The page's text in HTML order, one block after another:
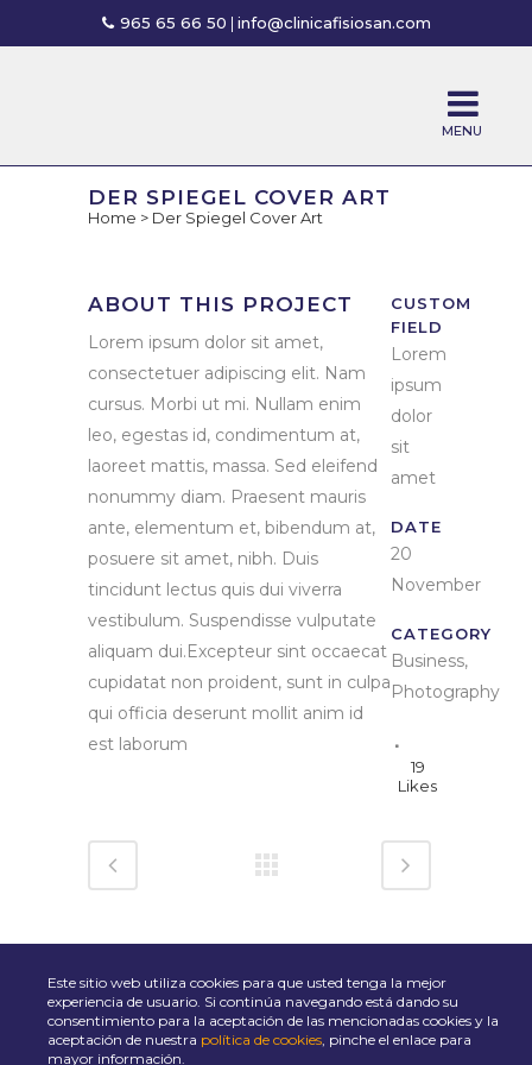
965 65 66 50 | info@clinicafisiosan.com
DER SPIEGEL COVER ART
Home > Der Spiegel Cover Art
ABOUT THIS PROJECT
Lorem ipsum dolor sit amet,
consectetuer adipiscing elit. Nam
cursus. Morbi ut mi. Nullam enim
leo, egestas id, condimentum at,
laoreet mattis, massa. Sed eleifend
nonummy diam. Praesent mauris
ante, elementum et, bibendum at,
posuere sit amet, nibh. Duis
tincidunt lectus quis dui viverra
vestibulum. Suspendisse vulputate
aliquam dui.Excepteur sint occaecat
cupidatat non proident, sunt in culpa
qui officia deserunt mollit anim id
est laborum
CUSTOM
FIELD
Lorem
ipsum
dolor
sit
amet
DATE
20
November
CATEGORY
Business,
Photography
19
Likes
POLÍTICA DE COOKIES POLÍTICA DE PRIVACIDAD AVISO LEGAL
Este sitio web utiliza cookies para que usted tenga la mejor
experiencia de usuario. Si continúa navegando está dando su
consentimiento para la aceptación de las mencionadas cookies y la
aceptación de nuestra política de cookies, pinche el enlace para
mayor información.